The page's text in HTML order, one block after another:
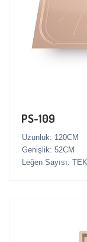
PS-109
Uzunluk: 120CM
Genişlik: 52CM
Leğen Sayısı: